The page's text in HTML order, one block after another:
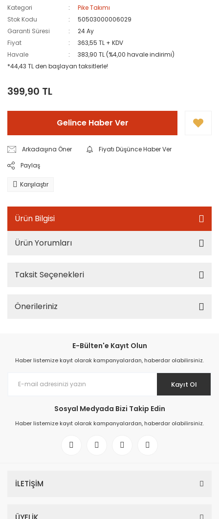
Kategori
Pike Takımı
Stok Kodu
50503000006029
Garanti Süresi
24 Ay
Fiyat
363,55 TL + KDV
Havale
383,90 TL (%4,00 havale indirimi)
*44,43 TL den başlayan taksitlerle!
399,90 TL
Gelince Haber Ver
Arkadaşına Öner
Fiyatı Düşünce Haber Ver
Paylaş
Karşılaştır
Ürün Bilgisi
Ürün Yorumları
Taksit Seçenekleri
Önerileriniz
E-Bülten'e Kayıt Olun
Haber listemize kayıt olarak kampanyalardan, haberdar olabilirsiniz.
Kayıt Ol
Sosyal Medyada Bizi Takip Edin
Haber listemize kayıt olarak kampanyalardan, haberdar olabilirsiniz.
İLETİŞİM